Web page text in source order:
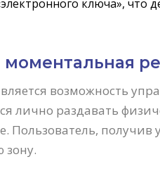
ключа», что
возможность
лично раздавать
получив
зону.